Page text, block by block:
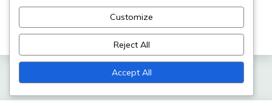
felhasználói érdeklődés fenntartásához.
Related Posts
Customize
Reject All
Accept All